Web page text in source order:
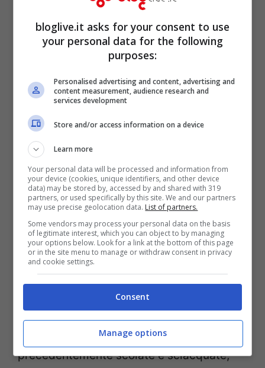
Per realizzare questo primo piatto
delizioso iniziate ilragù di lenticchie. Fate
rosolare in una pentola capiente l’olio evo
con il misto soffritto e quando si sarà
appassito, unite la polpa di pomodoro.
Aggiungete odori a vostro piacimento e
fate cuocere a fiamma bassa per circa una
mezz’ora. A dieci minuti dalla fine cottura
del pomodoro, incorporate le
precedentemente scolate e sciacquate,
bloglive.it asks for your consent to use
your personal data for the following
purposes:
Personalised advertising and content, advertising and
content measurement, audience research and
services development
Store and/or access information on a device
Learn more
Your personal data will be processed and information from
your device (cookies, unique identifiers, and other device
data) may be stored by, accessed by and shared with 319
partners, or used specifically by this site. We and our partners
may use precise geolocation data. List of partners.
Some vendors may process your personal data on the basis
of legitimate interest, which you can object to by managing
your options below. Look for a link at the bottom of this page
or in the site menu to manage or withdraw consent in privacy
and cookie settings.
Consent
Manage options